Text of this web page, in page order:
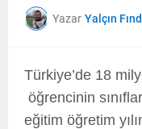
Yazar Yalçın
Türkiye’de 18
öğrencinin
eğitim öğretim